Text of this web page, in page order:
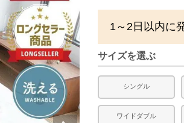
1～2日以内に
サイズを選ぶ
シングル
ワイドダブル